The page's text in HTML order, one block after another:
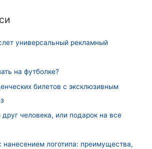
универсальный рекламный
на футболке?
билетов с эксклюзивным
человека, или подарок на все
нанесением логотипа: преимущества,